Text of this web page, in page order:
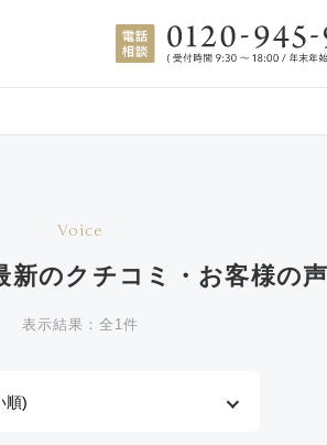
Voice
新のクチコミ・お客様の声
表示結果：全1件